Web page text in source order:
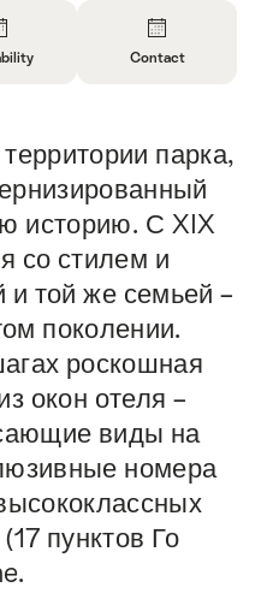
Contact
Contact
парка,
историю. С XIX
со стилем и
той же семьей –
поколении.
роскошная
окон отеля –
виды на
номера
пунктов Го